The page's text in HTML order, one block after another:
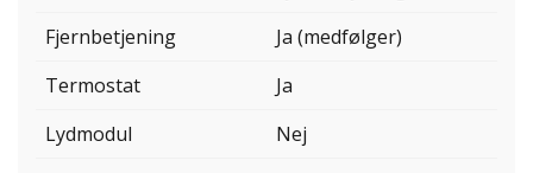
Fjernbetjening
Ja (medfølger)
Termostat
Ja
Lydmodul
Nej